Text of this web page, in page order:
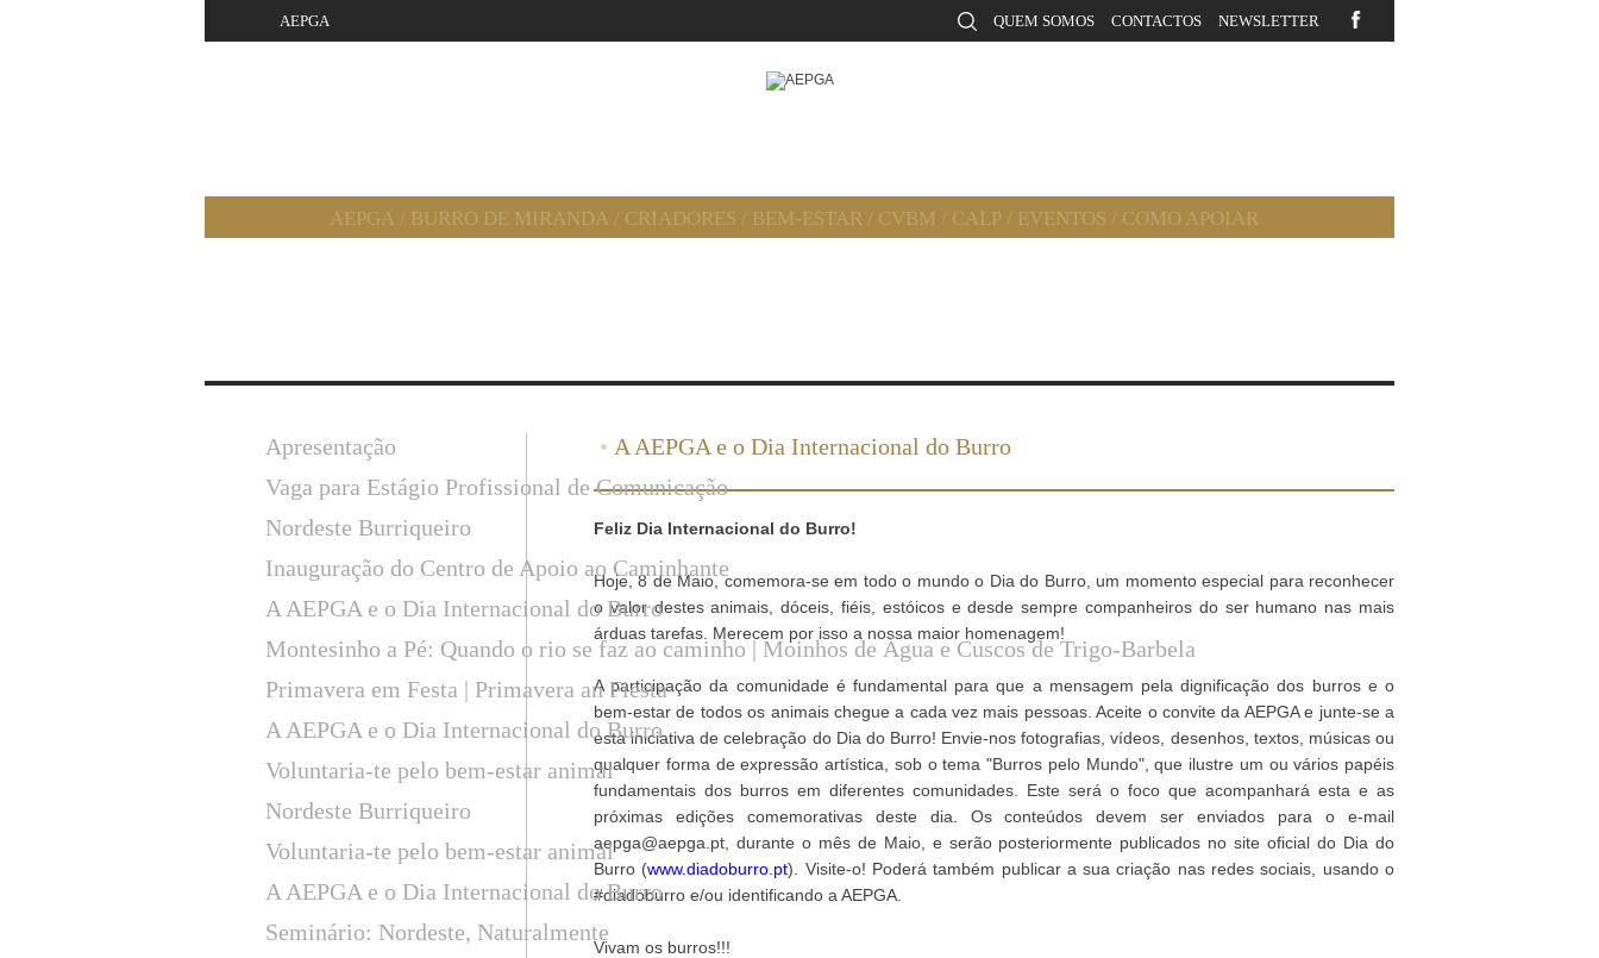
AEPGA QUEM SOMOS CONTACTOS NEWSLETTER
AEPGA / BURRO DE MIRANDA / CRIADORES / BEM-ESTAR / CVBM / CALP/ EVENTOS / COMO APOIAR
• A AEPGA e o Dia Internacional do Burro
Feliz Dia Internacional do Burro!
Hoje, 8 de Maio, comemora-se em todo o mundo o Dia do Burro, um momento especial para reconhecer
o valor destes animais, dóceis, fiéis, estóicos e desde sempre companheiros do ser humano nas mais
árduas tarefas. Merecem por isso a nossa maior homenagem!
A participação da comunidade é fundamental para que a mensagem pela dignificação dos burros e o
bem-estar de todos os animais chegue a cada vez mais pessoas. Aceite o convite da AEPGA e junte-se a
esta iniciativa de celebração do Dia do Burro! Envie-nos fotografias, vídeos, desenhos, textos, músicas ou
qualquer forma de expressão artística, sob o tema "Burros pelo Mundo", que ilustre um ou vários papéis
fundamentais dos burros em diferentes comunidades. Este será o foco que acompanhará esta e as
próximas edições comemorativas deste dia. Os conteúdos devem ser enviados para o e-mail
aepga@aepga.pt, durante o mês de Maio, e serão posteriormente publicados no site oficial do Dia do
Burro (www.diadoburro.pt). Visite-o! Poderá também publicar a sua criação nas redes sociais, usando o
#diadoburro e/ou identificando a AEPGA.
Vivam os burros!!!
Apresentação
Vaga para Estágio Profissional de Comunicação
Nordeste Burriqueiro
Inauguração do Centro de Apoio ao Caminhante
A AEPGA e o Dia Internacional do Burro
Montesinho a Pé: Quando o rio se faz ao caminho | Moinhos de Água e Cuscos de Trigo-Barbela
Primavera em Festa | Primavera an Fiesta
A AEPGA e o Dia Internacional do Burro
Voluntaria-te pelo bem-estar animal
Nordeste Burriqueiro
Voluntaria-te pelo bem-estar animal
A AEPGA e o Dia Internacional do Burro
Seminário: Nordeste, Naturalmente